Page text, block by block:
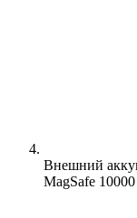
Внешний
MagSafe